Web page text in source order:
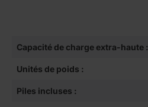
Capacité de charge extra-haute :
Unités de poids :
Piles incluses :